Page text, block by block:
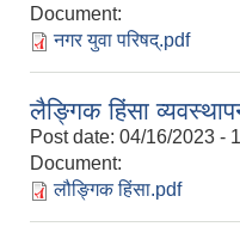
Document:
नगर युवा परिषद्.pdf
लैङ्गिक हिंसा
Post date: 04/16/2023 -
Document:
लौङ्गिक हिंसा.pdf